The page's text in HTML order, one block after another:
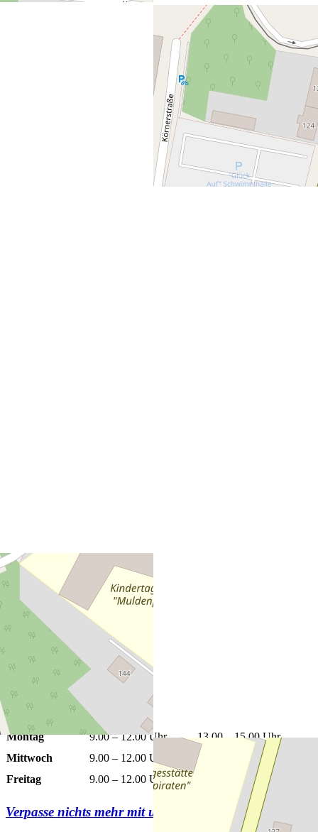
+−
Leaflet
© OpenStreetMap
Öffnungszeiten
Montag 9.00 – 12.00 Uhr
13.00 – 15.00 Uhr
Mittwoch
9.00 – 12.00 Uhr
13.00 – 15.00 Uhr
Freitag
9.00 – 12.00 Uhr
Verpasse nichts mehr mit unserem
Newsletter